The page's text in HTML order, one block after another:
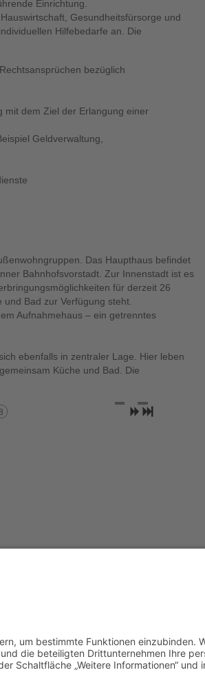
Einrichtung.
Gesundheitsfürsorge und
Hilfebedarfe an. Die
bezüglich
mit dem Ziel der Erlangung einer
Geldverwaltung,
Das Haupthaus befindet
Bahnhofsvorstadt. Zur Innenstadt ist es
für derzeit 26
Bad zur Verfügung steht.
Aufnahmehaus – ein getrenntes
ebenfalls in zentraler Lage. Hier leben
Küche und Bad. Die